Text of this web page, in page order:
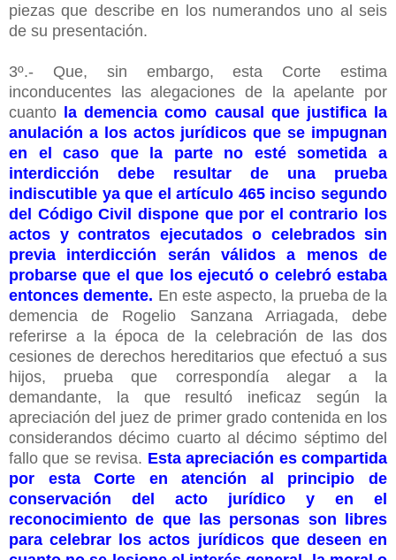
piezas que describe en los numerandos uno al seis
de su presentación.
3º.- Que, sin embargo, esta Corte estima
inconducentes las alegaciones de la apelante por
cuanto la demencia como causal que justifica la
anulación a los actos jurídicos que se impugnan
en el caso que la parte no esté sometida a
interdicción debe resultar de una prueba
indiscutible ya que el artículo 465 inciso segundo
del Código Civil dispone que por el contrario los
actos y contratos ejecutados o celebrados sin
previa interdicción serán válidos a menos de
probarse que el que los ejecutó o celebró estaba
entonces demente. En este aspecto, la prueba de la
demencia de Rogelio Sanzana Arriagada, debe
referirse a la época de la celebración de las dos
cesiones de derechos hereditarios que efectuó a sus
hijos, prueba que correspondía alegar a la
demandante, la que resultó ineficaz según la
apreciación del juez de primer grado contenida en los
considerandos décimo cuarto al décimo séptimo del
fallo que se revisa. Esta apreciación es compartida
por esta Corte en atención al principio de
conservación del acto jurídico y en el
reconocimiento de que las personas son libres
para celebrar los actos jurídicos que deseen en